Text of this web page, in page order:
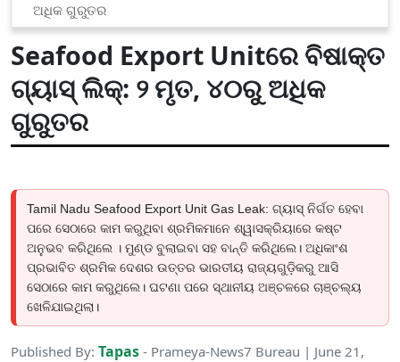
ଅଧିକ ଗୁରୁତର
Seafood Export Unitରେ ବିଷାକ୍ତ
ଗ୍ୟାସ୍ ଲିକ୍: ୨ ମୃତ, ୪୦ରୁ ଅଧିକ
ଗୁରୁତର
Tamil Nadu Seafood Export Unit Gas Leak: ଗ୍ୟାସ୍ ନିର୍ଗତ ହେବା
ପରେ ସେଠାରେ କାମ କରୁଥିବା ଶ୍ରମିକମାନେ ଶ୍ୱାସକ୍ରିୟାରେ କଷ୍ଟ
ଅନୁଭବ କରିଥିଲେ । ମୁଣ୍ଡ ବୁଲାଇବା ସହ ବାନ୍ତି କରିଥିଲେ। ଅଧିକାଂଶ
ପ୍ରଭାବିତ ଶ୍ରମିକ ଦେଶର ଉତ୍ତର ଭାରତୀୟ ରାଜ୍ୟଗୁଡ଼ିକରୁ ଆସି
ସେଠାରେ କାମ କରୁଥିଲେ। ଘଟଣା ପରେ ସ୍ଥାନୀୟ ଅଞ୍ଚଳରେ ଚାଞ୍ଚଲ୍ୟ
ଖେଳିଯାଇଥିଲା।
Published By: Tapas - Prameya-News7 Bureau | June 21,